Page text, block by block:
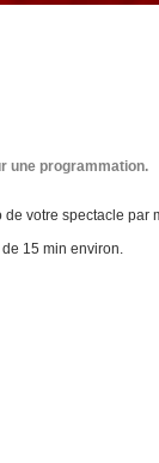
une programmation.
votre spectacle par
15 min environ.